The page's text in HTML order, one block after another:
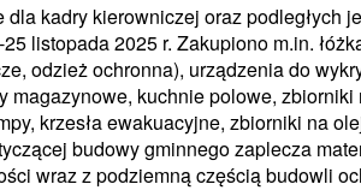
dla kadry kierowniczej oraz podległych
listopada 2025 r. Zakupiono m.in.
odzież ochronna), urządzenia do
magazynowe, kuchnie polowe,
krzesła ewakuacyjne, zbiorniki na
budowy gminnego zaplecza
wraz z podziemną częścią budowli